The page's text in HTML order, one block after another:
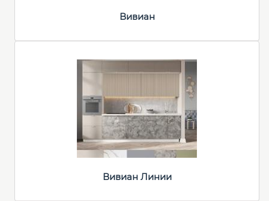
Вивиан
Вивиан Линии